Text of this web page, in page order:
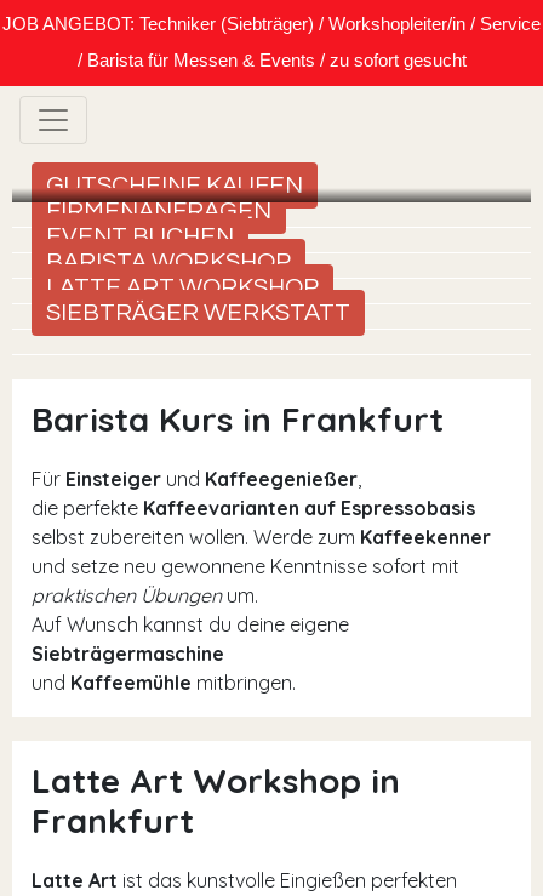
JOB ANGEBOT: Techniker (Siebträger) / Workshopleiter/in / Service
/ Barista für Messen & Events / zu sofort gesucht
GUTSCHEINE KAUFEN
FIRMENANFRAGEN
EVENT BUCHEN
BARISTA WORKSHOP
LATTE ART WORKSHOP
SIEBTRÄGER WERKSTATT
Barista Kurs in Frankfurt
Für Einsteiger und Kaffeegenießer,
die perfekte Kaffeevarianten auf Espressobasis
selbst zubereiten wollen. Werde zum Kaffeekenner
und setze neu gewonnene Kenntnisse sofort mit
praktischen Übungenum.
Auf Wunsch kannst du deine eigene
Siebträgermaschine
und Kaffeemühle mitbringen.
Latte Art Workshop in
Frankfurt
Latte Art ist das kunstvolle Eingießen perfekten